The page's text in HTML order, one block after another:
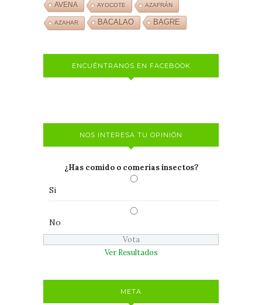
AVENA AYOCOTE AZAFRÁN
AZAHAR BACALAO BAGRE
ENCUÉNTRANOS EN FACEBOOK
NOS INTERESA TU OPINIÓN
¿Has comido o comerías insectos?
Si
No
Ver Resultados
META